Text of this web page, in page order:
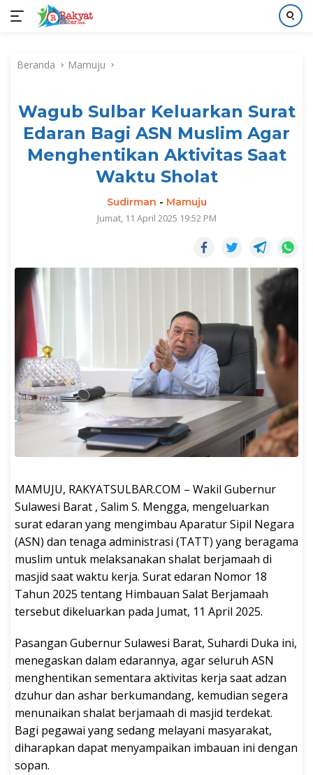
kontenBeranda Mamuju
Wagub Sulbar Keluarkan Surat
Edaran Bagi ASN Muslim Agar
Menghentikan Aktivitas Saat
Waktu Sholat
Sudirman - Mamuju
Jumat, 11 April 2025 19:52 PM
MAMUJU, RAKYATSULBAR.COM – Wakil Gubernur
Sulawesi Barat , Salim S. Mengga, mengeluarkan
surat edaran yang mengimbau Aparatur Sipil Negara
(ASN) dan tenaga administrasi (TATT) yang beragama
muslim untuk melaksanakan shalat berjamaah di
masjid saat waktu kerja. Surat edaran Nomor 18
Tahun 2025 tentang Himbauan Salat Berjamaah
tersebut dikeluarkan pada Jumat, 11 April 2025.
Pasangan Gubernur Sulawesi Barat, Suhardi Duka ini,
menegaskan dalam edarannya, agar seluruh ASN
menghentikan sementara aktivitas kerja saat adzan
dzuhur dan ashar berkumandang, kemudian segera
menunaikan shalat berjamaah di masjid terdekat.
Bagi pegawai yang sedang melayani masyarakat,
diharapkan dapat menyampaikan imbauan ini dengan
sopan.